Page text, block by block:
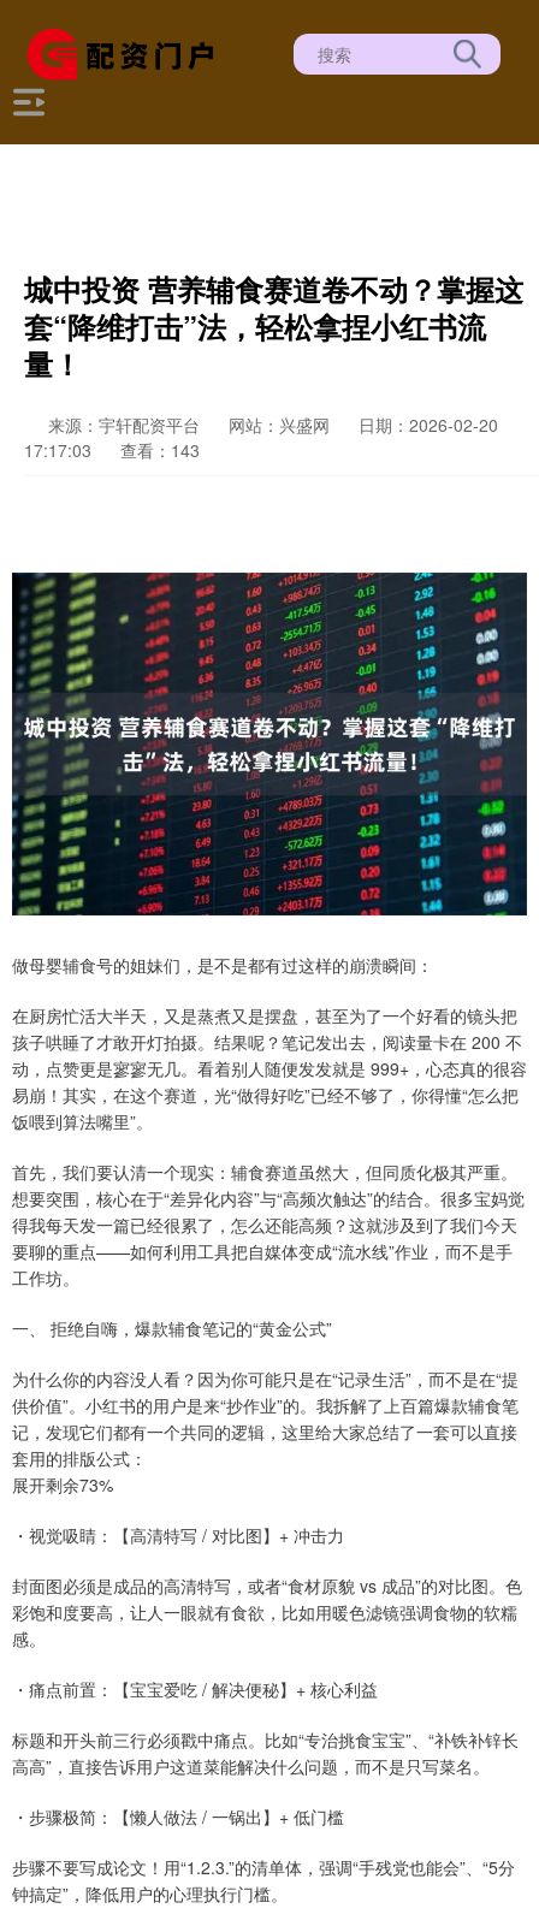
城中投资 营养辅食赛道卷不动？掌握这
套“降维打击”法，轻松拿捏小红书流
量！
来源：宇轩配资平台 网站：兴盛网
日期：2026-02-20
17:17:03
查看：143
做母婴辅食号的姐妹们，是不是都有过这样的崩溃瞬间：
在厨房忙活大半天，又是蒸煮又是摆盘，甚至为了一个好看的镜头把
孩子哄睡了才敢开灯拍摄。结果呢？笔记发出去，阅读量卡在 200 不
动，点赞更是寥寥无几。看着别人随便发发就是 999+，心态真的很容
易崩！其实，在这个赛道，光“做得好吃”已经不够了，你得懂“怎么把
饭喂到算法嘴里”。
首先，我们要认清一个现实：辅食赛道虽然大，但同质化极其严重。
想要突围，核心在于“差异化内容”与“高频次触达”的结合。很多宝妈觉
得我每天发一篇已经很累了，怎么还能高频？这就涉及到了我们今天
要聊的重点——如何利用工具把自媒体变成“流水线”作业，而不是手
工作坊。
一、 拒绝自嗨，爆款辅食笔记的“黄金公式”
为什么你的内容没人看？因为你可能只是在“记录生活”，而不是在“提
供价值”。小红书的用户是来“抄作业”的。我拆解了上百篇爆款辅食笔
记，发现它们都有一个共同的逻辑，这里给大家总结了一套可以直接
套用的排版公式：
展开剩余73%
・视觉吸睛：【高清特写 / 对比图】+ 冲击力
封面图必须是成品的高清特写，或者“食材原貌 vs 成品”的对比图。色
彩饱和度要高，让人一眼就有食欲，比如用暖色滤镜强调食物的软糯
感。
・痛点前置：【宝宝爱吃 / 解决便秘】+ 核心利益
标题和开头前三行必须戳中痛点。比如“专治挑食宝宝”、“补铁补锌长
高高”，直接告诉用户这道菜能解决什么问题，而不是只写菜名。
・步骤极简：【懒人做法 / 一锅出】+ 低门槛
步骤不要写成论文！用“1.2.3.”的清单体，强调“手残党也能会”、“5分
钟搞定”，降低用户的心理执行门槛。